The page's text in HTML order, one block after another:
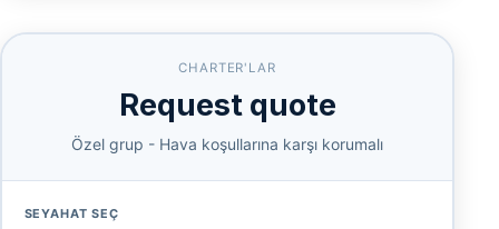
CHARTER'LAR
Request quote
Özel grup - Hava koşullarına karşı korumalı
SEYAHAT SEÇ